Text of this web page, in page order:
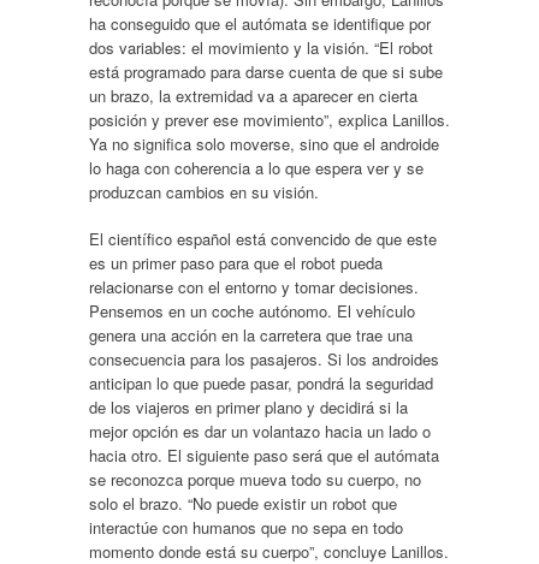
ha conseguido que el autómata se identifique por
dos variables: el movimiento y la visión. “El robot
está programado para darse cuenta de que si sube
un brazo, la extremidad va a aparecer en cierta
posición y prever ese movimiento”, explica Lanillos.
Ya no significa solo moverse, sino que el androide
lo haga con coherencia a lo que espera ver y se
produzcan cambios en su visión.
El científico español está convencido de que este
es un primer paso para que el robot pueda
relacionarse con el entorno y tomar decisiones.
Pensemos en un coche autónomo. El vehículo
genera una acción en la carretera que trae una
consecuencia para los pasajeros. Si los androides
anticipan lo que puede pasar, pondrá la seguridad
de los viajeros en primer plano y decidirá si la
mejor opción es dar un volantazo hacia un lado o
hacia otro. El siguiente paso será que el autómata
se reconozca porque mueva todo su cuerpo, no
solo el brazo. “No puede existir un robot que
interactúe con humanos que no sepa en todo
momento donde está su cuerpo”, concluye Lanillos.